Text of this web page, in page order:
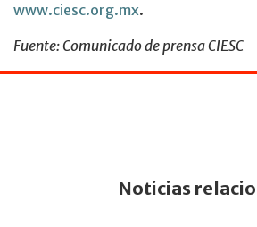
www.ciesc.org.mx.
Fuente: Comunicado de prensa CIESC
Noticias